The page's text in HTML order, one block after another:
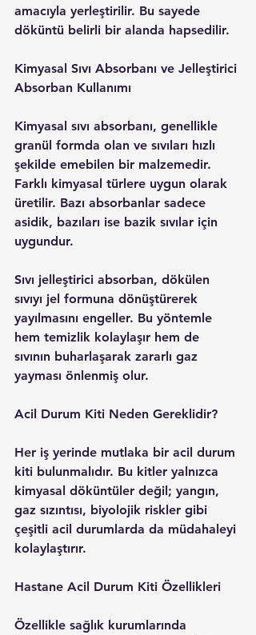
amacıyla yerleştirilir. Bu sayede
döküntü belirli bir alanda hapsedilir.
Kimyasal Sıvı Absorbanı ve Jelleştirici
Absorban Kullanımı
Kimyasal sıvı absorbanı, genellikle
granül formda olan ve sıvıları hızlı
şekilde emebilen bir malzemedir.
Farklı kimyasal türlere uygun olarak
üretilir. Bazı absorbanlar sadece
asidik, bazıları ise bazik sıvılar için
uygundur.
Sıvı jelleştirici absorban, dökülen
sıvıyı jel formuna dönüştürerek
yayılmasını engeller. Bu yöntemle
hem temizlik kolaylaşır hem de
sıvının buharlaşarak zararlı gaz
yayması önlenmiş olur.
Acil Durum Kiti Neden Gereklidir?
Her iş yerinde mutlaka bir acil durum
kiti bulunmalıdır. Bu kitler yalnızca
kimyasal döküntüler değil; yangın,
gaz sızıntısı, biyolojik riskler gibi
çeşitli acil durumlarda da müdahaleyi
kolaylaştırır.
Hastane Acil Durum Kiti Özellikleri
Özellikle sağlık kurumlarında